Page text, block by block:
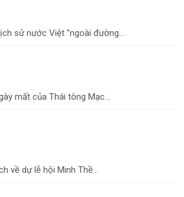
sử nước Việt "ngoài đường...
mất của Thái tông Mạc...
về dự lễ hội Minh Thề...